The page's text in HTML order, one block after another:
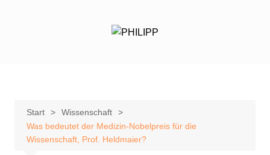
Start
Wissenschaft
Was bedeutet der Medizin-Nobelpreis für die
Wissenschaft, Prof. Heldmaier?